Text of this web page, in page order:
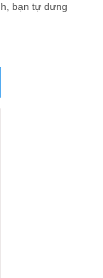
bạn tự dưng